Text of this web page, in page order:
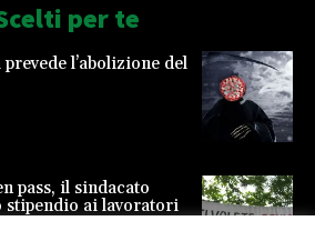
per te
l’abolizione del
pass, il sindacato
stipendio ai lavoratori